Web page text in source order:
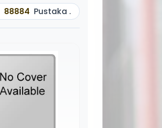
88884 Pustaka .